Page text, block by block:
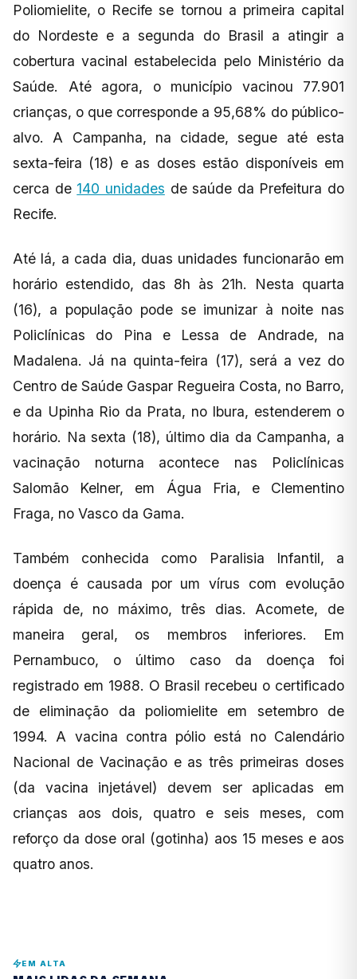
Poliomielite, o Recife se tornou a primeira capital
do Nordeste e a segunda do Brasil a atingir a
cobertura vacinal estabelecida pelo Ministério da
Saúde. Até agora, o município vacinou 77.901
crianças, o que corresponde a 95,68% do público-
alvo. A Campanha, na cidade, segue até esta
sexta-feira (18) e as doses estão disponíveis em
cerca de 140 unidades de saúde da Prefeitura do
Recife.
Até lá, a cada dia, duas unidades funcionarão em
horário estendido, das 8h às 21h. Nesta quarta
(16), a população pode se imunizar à noite nas
Policlínicas do Pina e Lessa de Andrade, na
Madalena. Já na quinta-feira (17), será a vez do
Centro de Saúde Gaspar Regueira Costa, no Barro,
e da Upinha Rio da Prata, no Ibura, estenderem o
horário. Na sexta (18), último dia da Campanha, a
vacinação noturna acontece nas Policlínicas
Salomão Kelner, em Água Fria, e Clementino
Fraga, no Vasco da Gama.
Também conhecida como Paralisia Infantil, a
doença é causada por um vírus com evolução
rápida de, no máximo, três dias. Acomete, de
maneira geral, os membros inferiores. Em
Pernambuco, o último caso da doença foi
registrado em 1988. O Brasil recebeu o certificado
de eliminação da poliomielite em setembro de
1994. A vacina contra pólio está no Calendário
Nacional de Vacinação e as três primeiras doses
(da vacina injetável) devem ser aplicadas em
crianças aos dois, quatro e seis meses, com
reforço da dose oral (gotinha) aos 15 meses e aos
quatro anos.
EM ALTA